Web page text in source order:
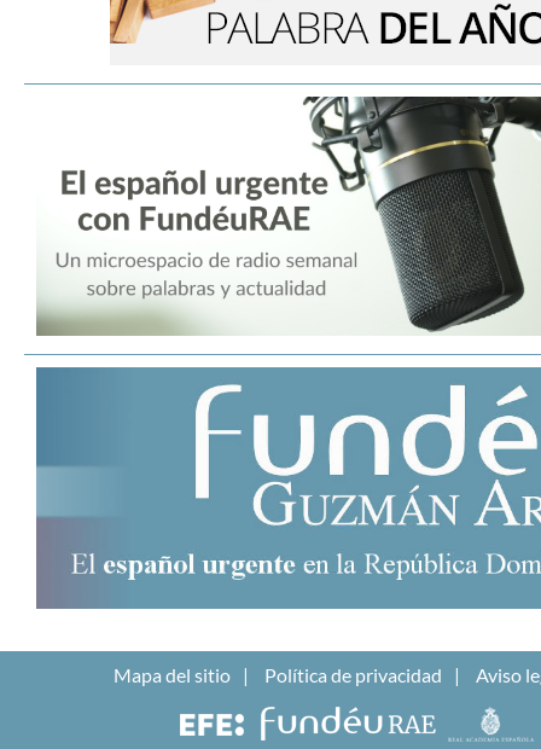
Mapa del sitio Política de privacidad Aviso